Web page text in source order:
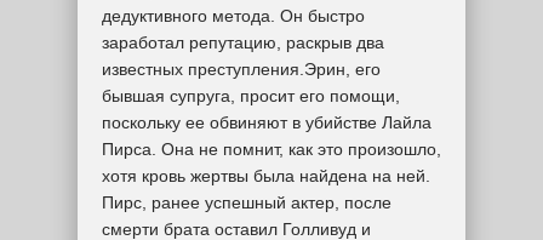
дедуктивного метода. Он быстро
заработал репутацию, раскрыв два
известных преступления.Эрин, его
бывшая супруга, просит его помощи,
поскольку ее обвиняют в убийстве Лайла
Пирса. Она не помнит, как это произошло,
хотя кровь жертвы была найдена на ней.
Пирс, ранее успешный актер, после
смерти брата оставил Голливуд и